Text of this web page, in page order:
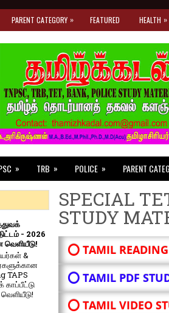
PARENT CATEGORY » FEATURED HEALTH »
» TRB » POLICE » PARENT
SPECIAL
STUDY
⭕ TAMIL
⭕ TAMIL PDF
⭕ TAMIL VIDEO
- 2026
&
TAPS
காப்பீட்டு